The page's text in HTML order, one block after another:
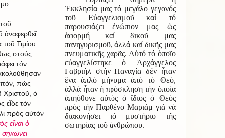
ἀναφερθεῖ
Τιμίου
στούς
τόν
πώς
Χριστοῦ, ὁ
εἶδε τόν
πρός αὐτόν
εἶναι ὁ
Ἐκκλησία μας τό μεγάλο γεγονός
τοῦ Εὐαγγελισμοῦ καί τό
παρουσιάζει ἐνώπιον μας ὡς
ἀφορμή καί δικοῦ μας
πανηγυρισμοῦ, ἀλλά καί δικῆς μας
πνευματικῆς χαρᾶς. Αὐτό τό ὁποῖο
εὐαγγελίστηκε ὁ Ἀρχάγγελος
Γαβριήλ στήν Παναγία δέν ἦταν
ἕνα ἁπλό μήνυμα ἀπό τό Θεό,
ἀλλά ἦταν ἡ πρόσκληση τήν ὁποία
ἀπηύθυνε αὐτός ὁ ἴδιος ὁ Θεός
πρός τήν Παρθένο Μαριάμ γιά νά
διακονήσει τό μυστήριο τῆς
σωτηρίας τοῦ ἀνθρώπου.